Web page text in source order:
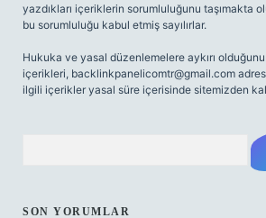
yazdıkları içeriklerin sorumluluğunu taşımakta
bu sorumluluğu kabul etmiş sayılırlar.
Hukuka ve yasal düzenlemelere aykırı
içerikleri, backlinkpanelicomtr@gmail.com
ilgili içerikler yasal süre içerisinde sitemizden
SON YORUMLAR